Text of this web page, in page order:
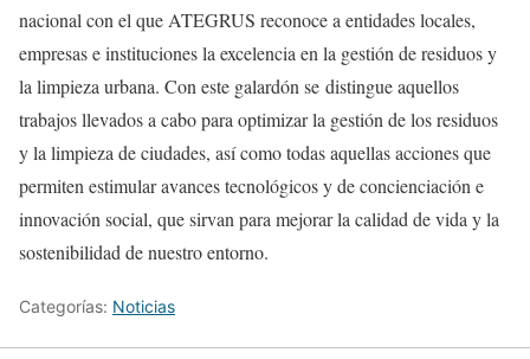
nacional con el que ATEGRUS reconoce a entidades locales,
empresas e instituciones la excelencia en la gestión de residuos y
la limpieza urbana. Con este galardón se distingue aquellos
trabajos llevados a cabo para optimizar la gestión de los residuos
y la limpieza de ciudades, así como todas aquellas acciones que
permiten estimular avances tecnológicos y de concienciación e
innovación social, que sirvan para mejorar la calidad de vida y la
sostenibilidad de nuestro entorno.
Categorías: Noticias